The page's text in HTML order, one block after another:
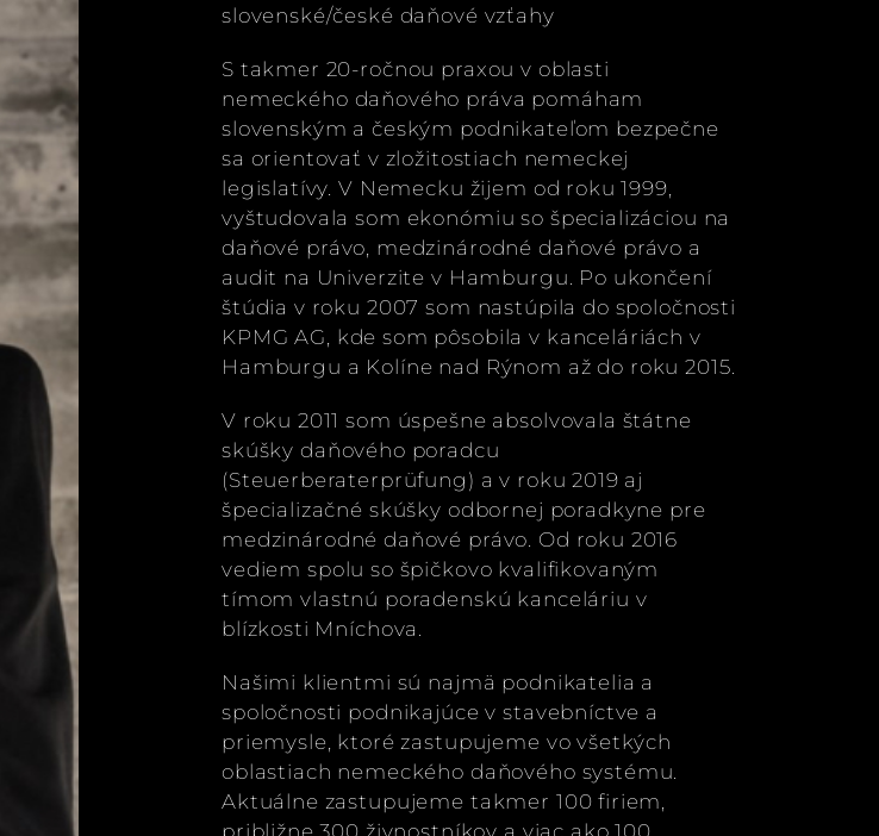
slovenské/české daňové vzťahy
S takmer 20-ročnou praxou v oblasti
nemeckého daňového práva pomáham
slovenským a českým podnikateľom bezpečne
sa orientovať v zložitostiach nemeckej
legislatívy. V Nemecku žijem od roku 1999,
vyštudovala som ekonómiu so špecializáciou na
daňové právo, medzinárodné daňové právo a
audit na Univerzite v Hamburgu. Po ukončení
štúdia v roku 2007 som nastúpila do spoločnosti
KPMG AG, kde som pôsobila v kanceláriách v
Hamburgu a Kolíne nad Rýnom až do roku 2015.
V roku 2011 som úspešne absolvovala štátne
skúšky daňového poradcu
(Steuerberaterprüfung) a v roku 2019 aj
špecializačné skúšky odbornej poradkyne pre
medzinárodné daňové právo. Od roku 2016
vediem spolu so špičkovo kvalifikovaným
tímom vlastnú poradenskú kanceláriu v
blízkosti Mníchova.
Našimi klientmi sú najmä podnikatelia a
spoločnosti podnikajúce v stavebníctve a
priemysle, ktoré zastupujeme vo všetkých
oblastiach nemeckého daňového systému.
Aktuálne zastupujeme takmer 100 firiem,
približne 300 živnostníkov a viac ako 100